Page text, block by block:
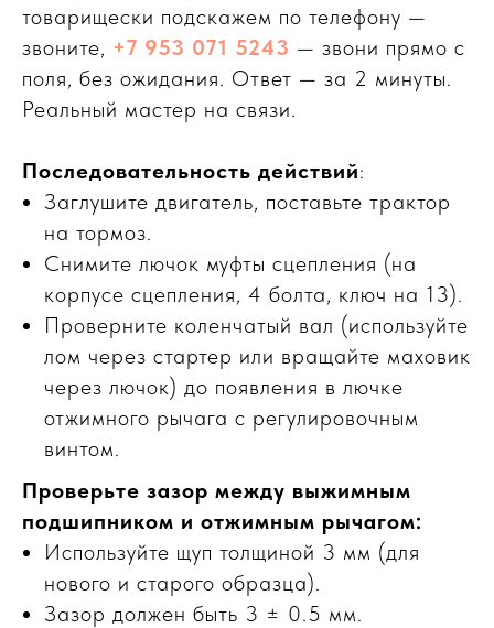
товарищески подскажем по телефону —
звоните, +7 953 071 5243 — звони прямо с
поля, без ожидания. Ответ — за 2 минуты.
Реальный мастер на связи.
Последовательность действий:
Заглушите двигатель, поставьте трактор
на тормоз.
Снимите лючок муфты сцепления (на
корпусе сцепления, 4 болта, ключ на 13).
Проверните коленчатый вал (используйте
лом через стартер или вращайте маховик
через лючок) до появления в лючке
отжимного рычага с регулировочным
винтом.
Проверьте зазор между выжимным
подшипником и отжимным рычагом:
Используйте щуп толщиной 3 мм (для
нового и старого образца).
Зазор должен быть 3 ± 0.5 мм.